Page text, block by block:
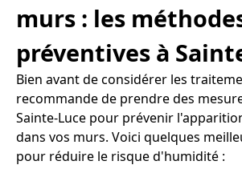
murs : les
préventives à
Bien avant de considérer les
recommande de prendre des
Sainte-Luce pour prévenir
dans vos murs. Voici quelques
pour réduire le risque d'humidité :